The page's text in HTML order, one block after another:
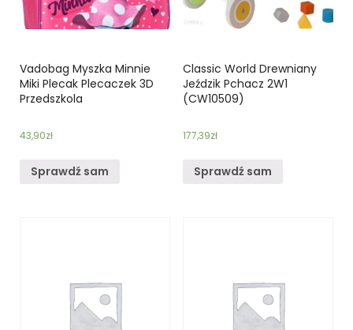
Vadobag Myszka Minnie
Miki Plecak Plecaczek 3D
Przedszkola
43,90zł
Sprawdź sam
Classic World Drewniany
Jeździk Pchacz 2W1
(CW10509)
177,39zł
Sprawdź sam